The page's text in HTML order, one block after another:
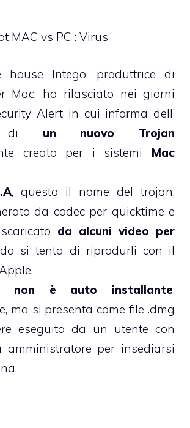
MAC vs PC : Virus
house Intego, produttrice di
Mac, ha rilasciato nei giorni
Alert in cui informa dell’
di un nuovo Trojan
creato per i sistemi Mac
, questo il nome del trojan,
da codec per quicktime e
da alcuni video per
si tenta di riprodurli con il
non è auto installante,
ma si presenta come file .dmg
eseguito da un utente con
amministratore per insediarsi